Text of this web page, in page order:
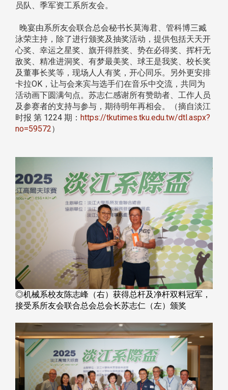
员队、季军资工系所友会。
晚宴由系所友会联合总会秘书长莫海君、管科博三臧
泳荣主持，除了进行颁奖及抽奖活动，提供包括天天开
心奖、幸运之星奖、旗开得胜奖、势在必得奖、挥杆无
敌奖、精准进洞奖、有梦最美奖、球王是我奖、校长奖
及董事长奖等，现场人人有奖，开心同乐。另外更安排
卡拉OK，让与会来宾与选手们在音乐中交流，共同为
活动画下圆满句点。苏志仁感谢所有赞助者、工作人员
及参赛者的支持与参与，期待明年再相会。（摘自淡江
时报 第 1224 期： https://tkutimes.tku.edu.tw/dtl.aspx?
no=59572）
◎机械系校友陈志峰（右）获得总杆及净杆双料冠军，
接受系所友会联合总会总会长苏志仁（左）颁奖